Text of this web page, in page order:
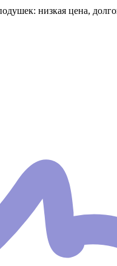
низкая цена,